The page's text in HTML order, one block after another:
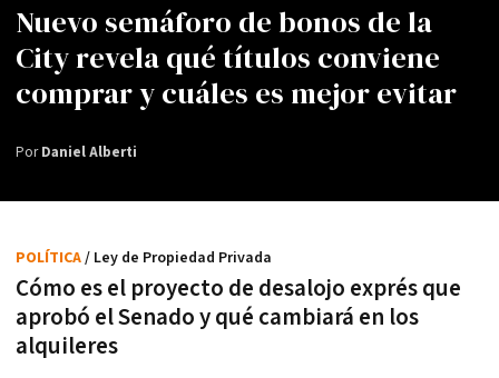
Nuevo semáforo de bonos de la
City revela qué títulos conviene
comprar y cuáles es mejor evitar
PorDaniel Alberti
Cómo es el proyecto de desalojo exprés que
aprobó el Senado y qué cambiará en los
alquileres
POLÍTICA/ Ley de Propiedad Privada